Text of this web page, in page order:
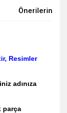
Önerileriniz
Resimler
adınıza
parça